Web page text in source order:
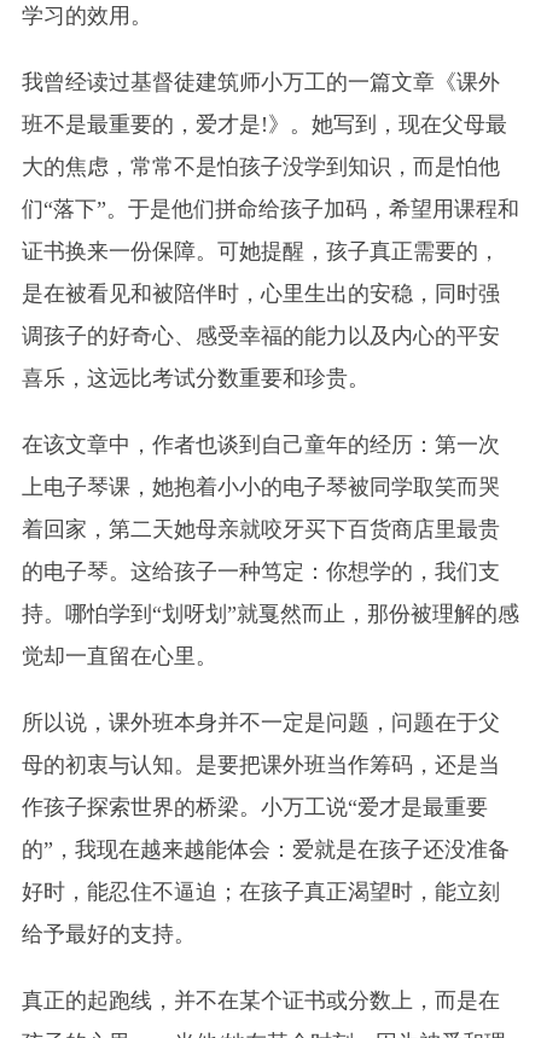
学习的效用。
我曾经读过基督徒建筑师小万工的一篇文章《课外
班不是最重要的，爱才是!》。她写到，现在父母最
大的焦虑，常常不是怕孩子没学到知识，而是怕他
们“落下”。于是他们拼命给孩子加码，希望用课程和
证书换来一份保障。可她提醒，孩子真正需要的，
是在被看见和被陪伴时，心里生出的安稳，同时强
调孩子的好奇心、感受幸福的能力以及内心的平安
喜乐，这远比考试分数重要和珍贵。
在该文章中，作者也谈到自己童年的经历：第一次
上电子琴课，她抱着小小的电子琴被同学取笑而哭
着回家，第二天她母亲就咬牙买下百货商店里最贵
的电子琴。这给孩子一种笃定：你想学的，我们支
持。哪怕学到“划呀划”就戛然而止，那份被理解的感
觉却一直留在心里。
所以说，课外班本身并不一定是问题，问题在于父
母的初衷与认知。是要把课外班当作筹码，还是当
作孩子探索世界的桥梁。小万工说“爱才是最重要
的”，我现在越来越能体会：爱就是在孩子还没准备
好时，能忍住不逼迫；在孩子真正渴望时，能立刻
给予最好的支持。
真正的起跑线，并不在某个证书或分数上，而是在